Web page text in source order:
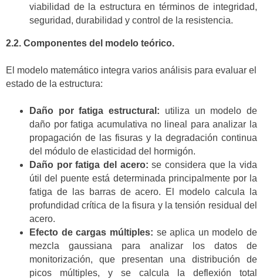
viabilidad de la estructura en términos de integridad,
seguridad, durabilidad y control de la resistencia.
2.2. Componentes del modelo teórico.
El modelo matemático integra varios análisis para evaluar el
estado de la estructura:
Daño por fatiga estructural: utiliza un modelo de
daño por fatiga acumulativa no lineal para analizar la
propagación de las fisuras y la degradación continua
del módulo de elasticidad del hormigón.
Daño por fatiga del acero: se considera que la vida
útil del puente está determinada principalmente por la
fatiga de las barras de acero. El modelo calcula la
profundidad crítica de la fisura y la tensión residual del
acero.
Efecto de cargas múltiples: se aplica un modelo de
mezcla gaussiana para analizar los datos de
monitorización, que presentan una distribución de
picos múltiples, y se calcula la deflexión total